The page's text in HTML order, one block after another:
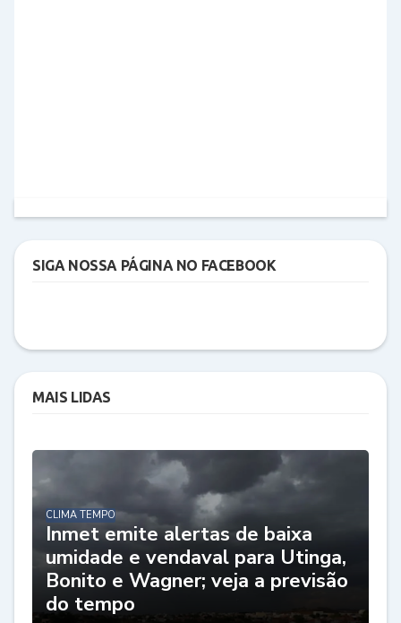
SIGA NOSSA PÁGINA NO FACEBOOK
MAIS LIDAS
CLIMA TEMPO
Inmet emite alertas de baixa
umidade e vendaval para Utinga,
Bonito e Wagner; veja a previsão
do tempo